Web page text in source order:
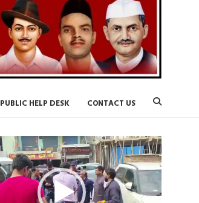
PUBLIC HELP DESK CONTACT US